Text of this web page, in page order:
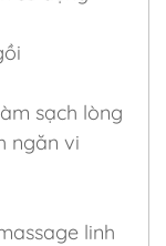
sạch lòng
ngăn vi
linh